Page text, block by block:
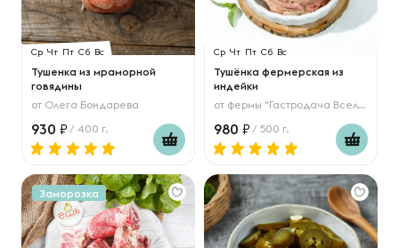
Ср Чт Пт Сб Вс
Тушенка из мраморной
говядины
от Олега Бондарева
930 / 400 г.
Ср Чт Пт Сб Вс
Тушёнка фермерская из
индейки
от фермы "Гастродача Вселуг"
980 / 500 г.
Заморозка